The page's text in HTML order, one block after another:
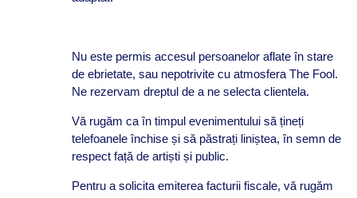
Nu este permis accesul persoanelor aflate în stare
de ebrietate, sau nepotrivite cu atmosfera The Fool.
Ne rezervam dreptul de a ne selecta clientela.
Vă rugăm ca în timpul evenimentului să țineți
telefoanele închise și să păstrați liniștea, în semn de
respect față de artiști și public.
Pentru a solicita emiterea facturii fiscale, vă rugăm